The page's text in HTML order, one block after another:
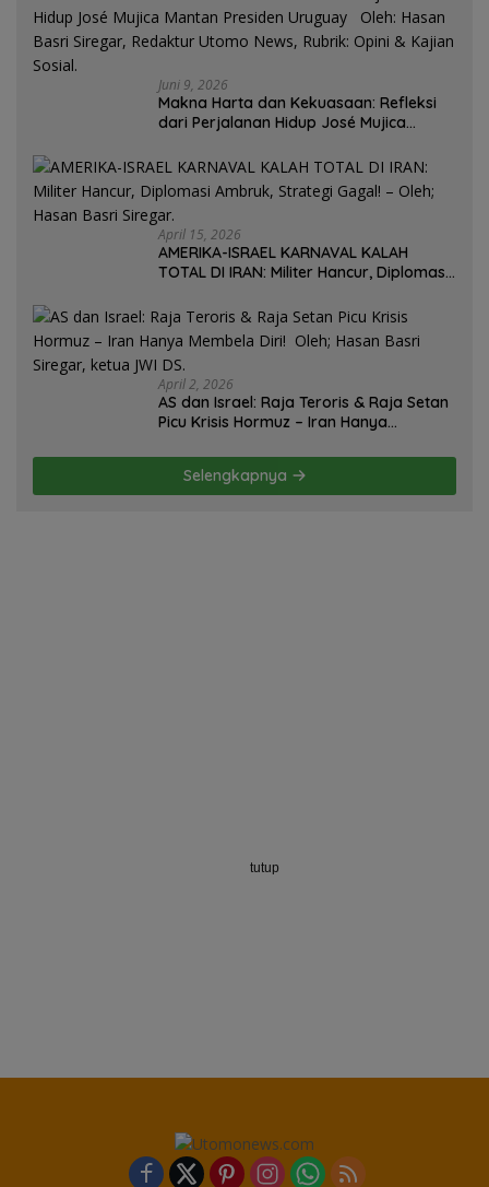
Juni 9, 2026
Makna Harta dan Kekuasaan: Refleksi
dari Perjalanan Hidup José Mujica
Basri Siregar, Redaktur Utomo News,
Rubrik: Opini & Kajian Sosial.
April 15, 2026
AMERIKA-ISRAEL KARNAVAL KALAH
TOTAL DI IRAN: Militer Hancur, Diplomasi
Basri Siregar.
April 2, 2026
AS dan Israel: Raja Teroris & Raja Setan
Picu Krisis Hormuz – Iran Hanya
ketua JWI DS.
Selengkapnya
tutup